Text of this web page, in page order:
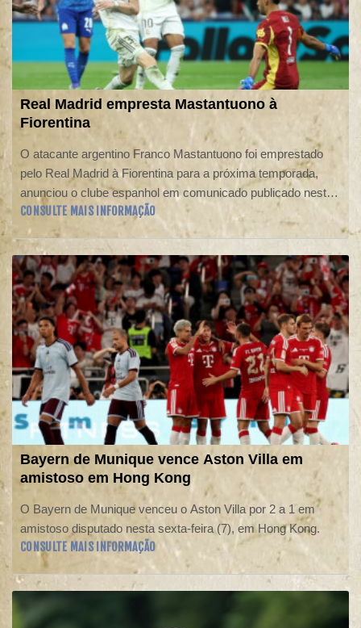
Real Madrid empresta Mastantuono à
Fiorentina
O atacante argentino Franco Mastantuono foi emprestado
pelo Real Madrid à Fiorentina para a próxima temporada,
anunciou o clube espanhol em comunicado publicado nesta
sexta-feira (7).
CONSULTE MAIS INFORMAÇÃO
Bayern de Munique vence Aston Villa em
amistoso em Hong Kong
O Bayern de Munique venceu o Aston Villa por 2 a 1 em
amistoso disputado nesta sexta-feira (7), em Hong Kong.
CONSULTE MAIS INFORMAÇÃO